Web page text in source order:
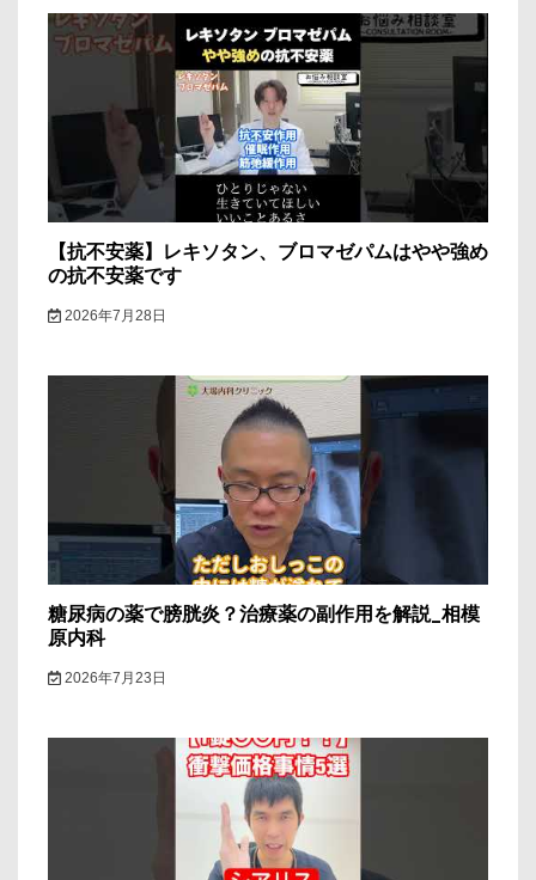
ョ
【抗不安薬】レキソタン、ブロマゼパムはやや強め
の抗不安薬です
2026年7月28日
糖尿病の薬で膀胱炎？治療薬の副作用を解説_相模
原内科
2026年7月23日